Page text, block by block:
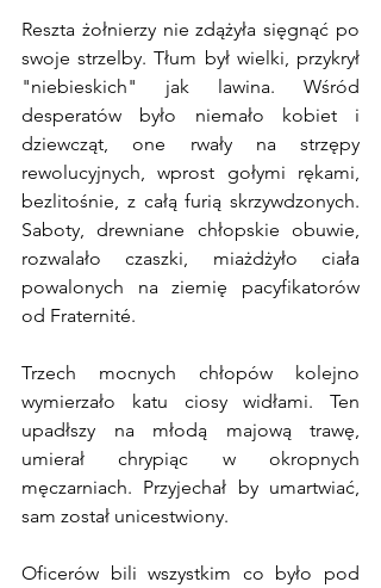
Reszta żołnierzy nie zdążyła sięgnąć po
swoje strzelby. Tłum był wielki, przykrył
"niebieskich" jak lawina. Wśród
desperatów było niemało kobiet i
dziewcząt, one rwały na strzępy
rewolucyjnych, wprost gołymi rękami,
bezlitośnie, z całą furią skrzywdzonych.
Saboty, drewniane chłopskie obuwie,
rozwalało czaszki, miażdżyło ciała
powalonych na ziemię pacyfikatorów
od Fraternité.
Trzech mocnych chłopów kolejno
wymierzało katu ciosy widłami. Ten
upadłszy na młodą majową trawę,
umierał chrypiąc w okropnych
męczarniach. Przyjechał by umartwiać,
sam został unicestwiony.
Oficerów bili wszystkim co było pod